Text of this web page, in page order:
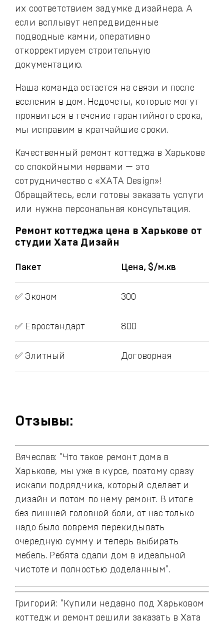
их соответствием задумке дизайнера. А
если всплывут непредвиденные
подводные камни, оперативно
откорректируем строительную
документацию.
Наша команда остается на связи и после
вселения в дом. Недочеты, которые могут
проявиться в течение гарантийного срока,
мы исправим в кратчайшие сроки.
Качественный ремонт коттеджа в Харькове
со спокойными нервами — это
сотрудничество с «ХАТА Design»!
Обращайтесь, если готовы заказать услуги
или нужна персональная консультация.
Ремонт коттеджа цена в Харькове от
студии Хата Дизайн
Пакет Цена, $/м.кв
✅ Эконом 300
✅ Евростандарт 800
✅ Элитный Договорная
Отзывы:
Вячеслав: "Что такое ремонт дома в
Харькове, мы уже в курсе, поэтому сразу
искали подрядчика, который сделает и
дизайн и потом по нему ремонт. В итоге
без лишней головной боли, от нас только
надо было вовремя перекидывать
очередную сумму и теперь выбирать
мебель. Ребята сдали дом в идеальной
чистоте и полностью доделанным".
Григорий: "Купили недавно под Харьковом
коттедж и ремонт решили заказать в Хата